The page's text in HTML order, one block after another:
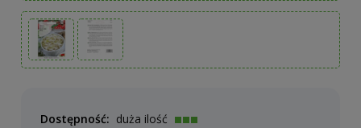
Dostępność: duża ilość